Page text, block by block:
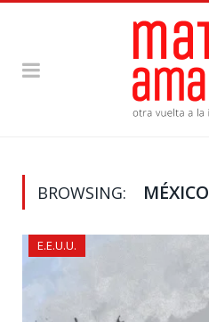
BROWSING: MÉXICO
E.E.U.U.